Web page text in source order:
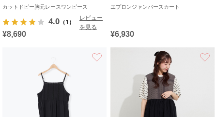
カットドビー胸元レースワンピース
4.0 （1）
レビュー
を見る
¥8,690
エプロンジャンパースカート
¥6,930